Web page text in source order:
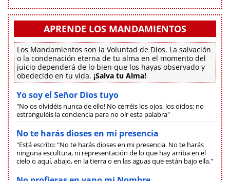
APRENDE LOS MANDAMIENTOS
Los Mandamientos son la Voluntad de Dios. La salvación
o la condenación eterna de tu alma en el momento del
juicio dependerá de lo bien que los hayas observado y
obedecido en tu vida. ¡Salva tu Alma!
Yo soy el Señor Dios tuyo
"No os olvidéis nunca de ello! No cerréis los ojos, los oídos; no
estranguléis la conciencia para no oír esta palabra"
No te harás dioses en mi presencia
"Está escrito: "No te harás dioses en mi presencia. No te harás
ninguna escultura, ni representación de lo que hay arriba en el
cielo o aquí, abajo, en la tierra o en las aguas que están bajo ella."